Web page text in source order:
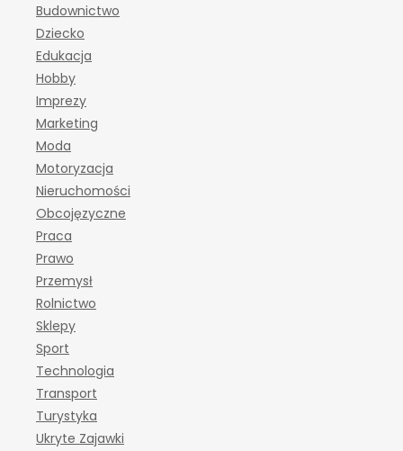
Budownictwo
Dziecko
Edukacja
Hobby
Imprezy
Marketing
Moda
Motoryzacja
Nieruchomości
Obcojęzyczne
Praca
Prawo
Przemysł
Rolnictwo
Sklepy
Sport
Technologia
Transport
Turystyka
Ukryte Zajawki